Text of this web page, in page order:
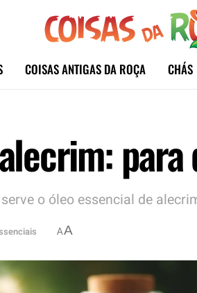
COISAS ANTIGAS DA ROÇA CHÁS
para
o óleo essencial de
AA